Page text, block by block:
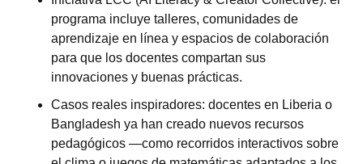
programa incluye talleres, comunidades de
aprendizaje en línea y espacios de colaboración
para que los docentes compartan sus
innovaciones y buenas prácticas.
Casos reales inspiradores: docentes en Liberia o
Bangladesh ya han creado nuevos recursos
pedagógicos —como recorridos interactivos sobre